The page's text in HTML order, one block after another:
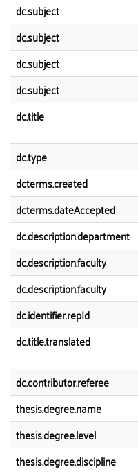
dc.subject
dc.subject
dc.subject
dc.subject
dc.title
dc.type
dcterms.created
dcterms.dateAccepted
dc.description.department
dc.description.faculty
dc.description.faculty
dc.identifier.repId
dc.title.translated
dc.contributor.referee
thesis.degree.name
thesis.degree.level
thesis.degree.discipline